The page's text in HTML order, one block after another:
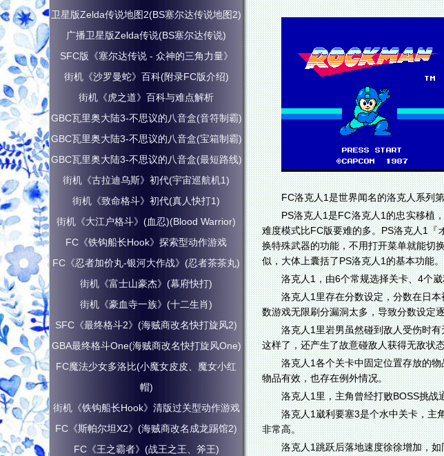
FC洛克人1是世界闻名的洛克人系列
PS洛克人1是FC洛克人1的忠实移植
难度模式比FC版要难的多。PS洛克人1
换特殊武器的功能，不用打开菜单就能切
似，大体上囊括了PS洛克人1的基本功能。
洛克人1，由6个常规选择关卡、4个
洛克人1里存在分数设定，分数在日
数游戏无限刷分漏洞太多，导致分数设
洛克人1里岩男虽然碰到敌人受伤时
这样了，还产生了故意碰敌人获得无敌状
洛克人1各个关卡中固定位置存放的
物品有效，也存在例外情况。
洛克人1里，主角曾经打败BOSS挑战
洛克人1崴利要塞3是个水中关卡，主
非常高。
洛克人1跳跃后落地速度徐徐增加，
卫星版Zelda传说地图2(BS塞尔达传说地图2)
广播卫星版Zelda传说(BS塞尔达传说)
SFC版《塞尔达传说 - 众神的三角力量》
街机《沙罗曼蛇》百科(附录FC版介绍)
街机《虎之道》百科与难点解析
GBC瓦里奥大陆3-不思议的八音盒(音符制霸)
GBC瓦里奥大陆3-不思议的八音盒(宝箱制霸)
GBC瓦里奥大陆3-不思议的八音盒(最短路线)
街机《古拉迪乌斯》初代(宇宙巡航机1)
街机《致命格斗》初代(真人快打1)
街机《大江户格斗》(血忍)(Blood Warrior)
FC《铁钩船长Hook》探索型动作游戏
FC《忍者加价丸-银河大作战》(忍者茶茶丸)
街机《富士山豪杰》(幕府快打)
街机《豪血寺一族》(十二生肖)
SFC《最终格斗2》(海贼商改名快打旋风2)
GBA最终格斗One(海贼商改名快打旋风One)
FC魔法少女多洛比(小魔女皮皮、魔女小红
帽)
街机《铁钩船长Hook》清版过关型动作游戏
FC《斯帕尔坦X2》(海贼商改名成龙踢馆2)
FC《王之霸者》(战王之王、斧王)